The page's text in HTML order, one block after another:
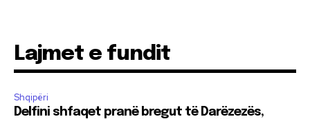
Lajmet e fundit
Shqipëri
Delfini shfaqet pranë bregut të Darëzezës,